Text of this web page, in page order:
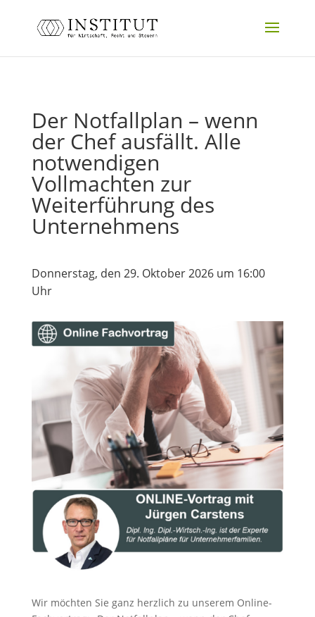
Der Notfallplan – wenn
der Chef ausfällt. Alle
notwendigen
Vollmachten zur
Weiterführung des
Unternehmens
Donnerstag, den 29. Oktober 2026 um 16:00
Uhr
Wir möchten Sie ganz herzlich zu unserem Online-